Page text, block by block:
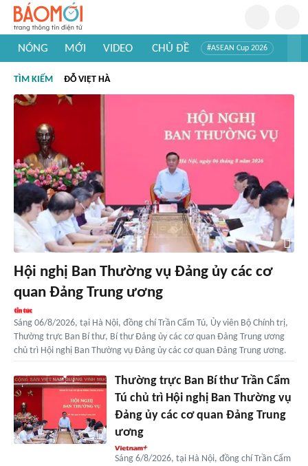
NÓNG MỚI VIDEO CHỦ ĐỀ #ASEAN Cup 2026
#Khám phá thế giới
TÌM KIẾM ĐỖ VIỆT HÀ
Hội nghị Ban Thường vụ Đảng ủy các cơ
quan Đảng Trung ương
Sáng 06/8/2026, tại Hà Nội, đồng chí Trần Cẩm Tú, Ủy viên Bộ Chính trị,
Thường trực Ban Bí thư, Bí thư Đảng ủy các cơ quan Đảng Trung ương
chủ trì Hội nghị Ban Thường vụ Đảng ủy các cơ quan Đảng Trung ương.
Thường trực Ban Bí thư Trần Cẩm
Tú chủ trì Hội nghị Ban Thường vụ
Đảng ủy các cơ quan Đảng Trung
ương
Sáng 6/8/2026, tại Hà Nội, đồng chí Trần Cẩm